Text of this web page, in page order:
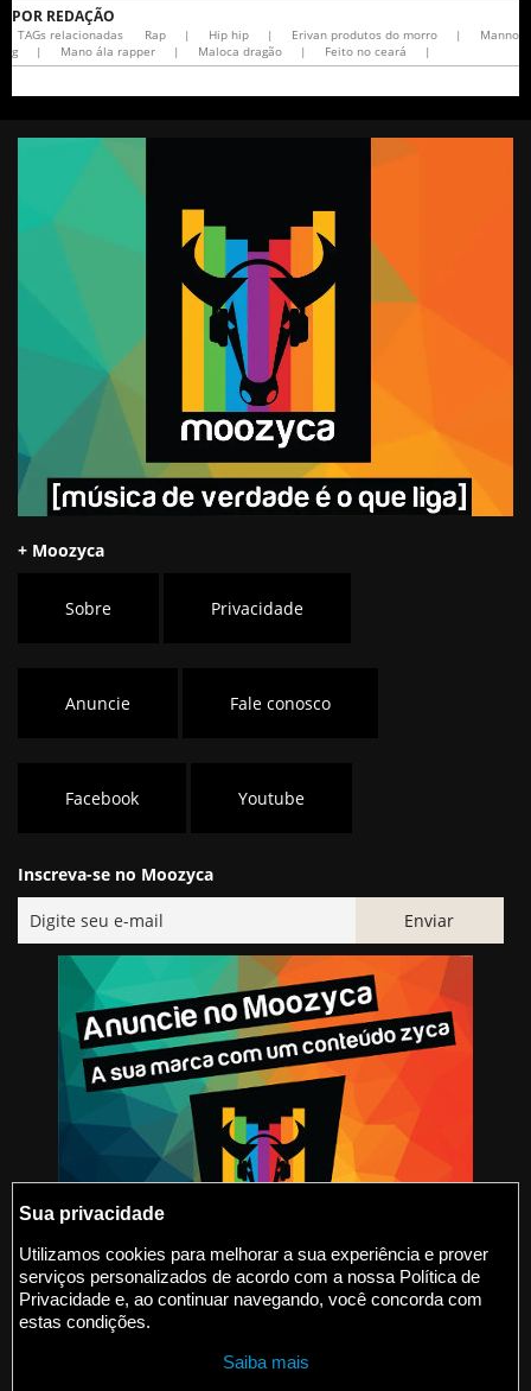
POR REDAÇÃO
TAGs relacionadas Rap | Hip hip | Erivan produtos do morro |
Manno
g
| Mano ála rapper | Maloca dragão | Feito no ceará |
+ Moozyca
Sobre Privacidade
Anuncie Fale conosco
Facebook Youtube
Inscreva-se no Moozyca
@2015-2026 Moozyca
Sua privacidade
Utilizamos cookies para melhorar a sua experiência e prover
serviços personalizados de acordo com a nossa Política de
Privacidade e, ao continuar navegando, você concorda com
estas condições.
Saiba mais